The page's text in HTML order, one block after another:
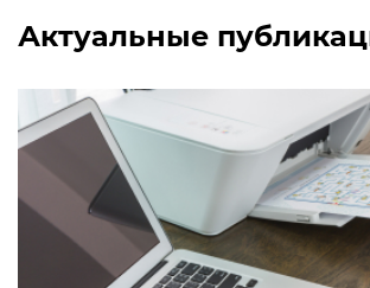
Актуальные